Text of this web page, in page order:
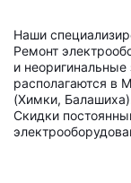
Наши
Ремонт
и
располагаются в
(Химки,
Скидки